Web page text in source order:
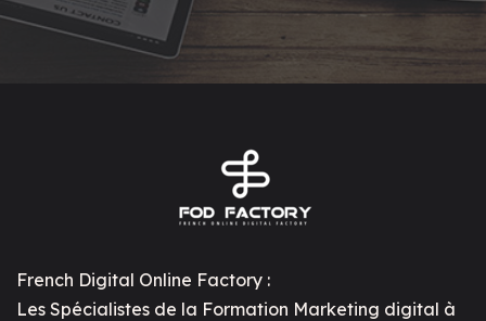
French Digital Online Factory :
Les Spécialistes de la Formation Marketing digital à